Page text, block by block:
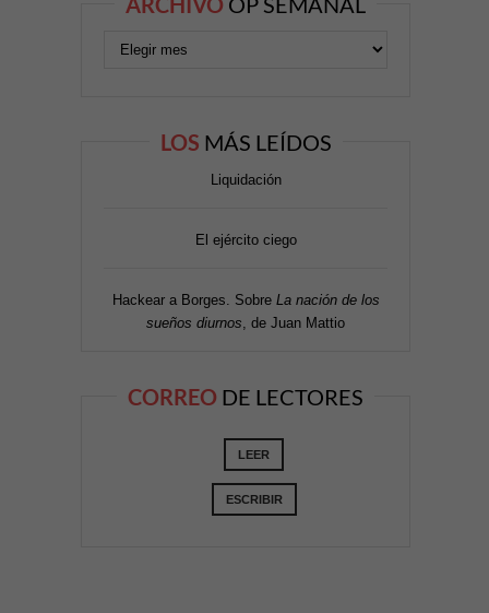
LOS MÁS LEÍDOS
Liquidación
El ejército ciego
Hackear a Borges. Sobre La nación de los
sueños diurnos , de Juan Mattio
CORREO DE LECTORES
LEER
ESCRIBIR